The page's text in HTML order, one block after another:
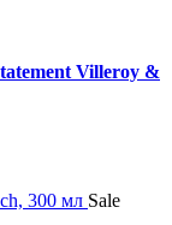
Villeroy &
Sale